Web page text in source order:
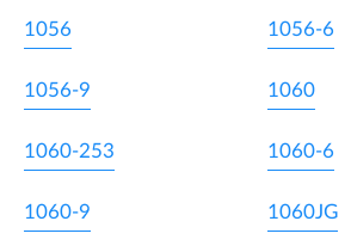
1056 1056-6
1056-9 1060
1060-253 1060-6
1060-9 1060JG